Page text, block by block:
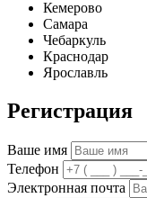
Кемерово
Самара
Чебаркуль
Краснодар
Ярославль
Регистрация
Ваше имя
Телефон
Электронная почта